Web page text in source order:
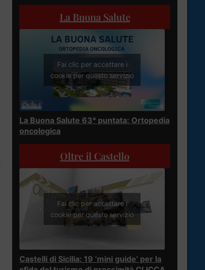
La Buona Salute
Fai clic per accettare i
cookie per questo servizio
La Buona Salute 63° puntata: Ortopedia
oncologica
Oltre il Castello
Fai clic per accettare i
cookie per questo servizio
Castelli di Sicilia: 19 ‘mini guide’ per la